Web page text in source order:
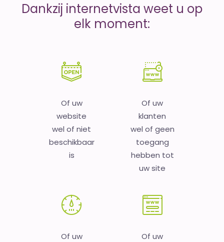
Dankzij internetvista weet u op
elk moment:
Of uw
website
wel of niet
beschikbaar
is
Of uw
klanten
wel of geen
toegang
hebben tot
uw site
Of uw
Of uw